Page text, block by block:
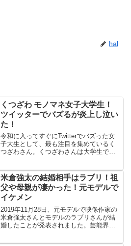
hal
くつざわ モノマネ女子大学生！
ツイッターでバズるが炎上し泣い
た！
令和に入ってすぐにTwitterでバズった女
子大生として、最も注目を集めているく
つざわさん。くつざわさんは大学生で、
話題になりました。今回はくつざわさん
について調べて...
米倉強太の結婚相手はラブリ！祖
父や母親が凄かった！元モデルで
イケメン
2019年11月28日、元モデルで映像作家の
米倉強太さんとモデルのラブリさんが結
婚したことが発表されました。芸能界で